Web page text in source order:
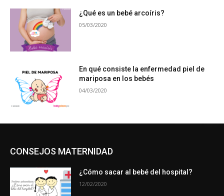
¿Qué es un bebé arcoíris?
05/03/2020
En qué consiste la enfermedad piel de
mariposa en los bebés
04/03/2020
CONSEJOS MATERNIDAD
¿Cómo sacar al bebé del hospital?
12/02/2020